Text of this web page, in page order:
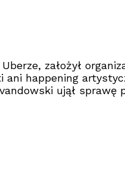
założył
happening
ujął sprawę